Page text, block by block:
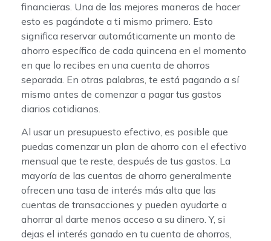
financieras. Una de las mejores maneras de hacer
esto es pagándote a ti mismo primero. Esto
significa reservar automáticamente un monto de
ahorro específico de cada quincena en el momento
en que lo recibes en una cuenta de ahorros
separada. En otras palabras, te está pagando a sí
mismo antes de comenzar a pagar tus gastos
diarios cotidianos.
Al usar un presupuesto efectivo, es posible que
puedas comenzar un plan de ahorro con el efectivo
mensual que te reste, después de tus gastos. La
mayoría de las cuentas de ahorro generalmente
ofrecen una tasa de interés más alta que las
cuentas de transacciones y pueden ayudarte a
ahorrar al darte menos acceso a su dinero. Y, si
dejas el interés ganado en tu cuenta de ahorros,